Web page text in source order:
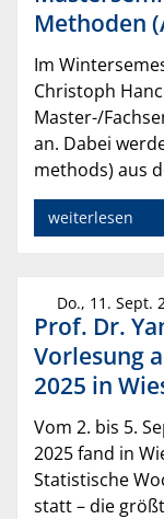
Methoden
Im
Christoph
Master-/
an. Dabei
methods) aus
weiterlesen
Do., 11. Sept.
Prof. Dr.
Vorlesung
2025 in
Vom 2. bis 5.
2025 fand in
Statistische
statt – die